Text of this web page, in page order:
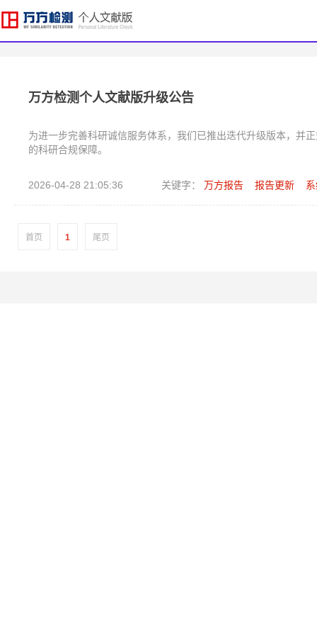
万方检测个人文献版升级公告
为进一步完善科研诚信服务体系，我们已推出迭代升级版本，并
的科研合规保障。
2026-04-28 21:05:36 关键字： 万方报告 报告更新
首页 1 尾页